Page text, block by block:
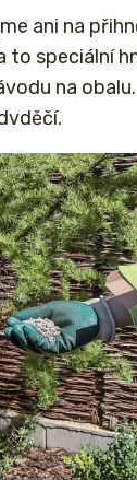
ani na
to speciální
na